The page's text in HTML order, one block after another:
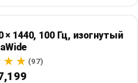
× 1440, 100 Гц, изогнутый
(97)